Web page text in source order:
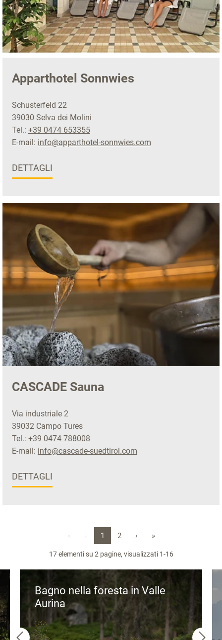
Apparthotel Sonnwies
Schusterfeld 22
39030 Selva dei Molini
Tel.: +39 0474 653355
E-mail: info@apparthotel-sonnwies.com
DETTAGLI
CASCADE Sauna
Via industriale 2
39032 Campo Tures
Tel.: +39 0474 788008
E-mail: info@cascade-suedtirol.com
DETTAGLI
1 2 › »
17 elementi su 2 pagine, visualizzati 1-16
Bagno nella foresta in Valle
Aurina